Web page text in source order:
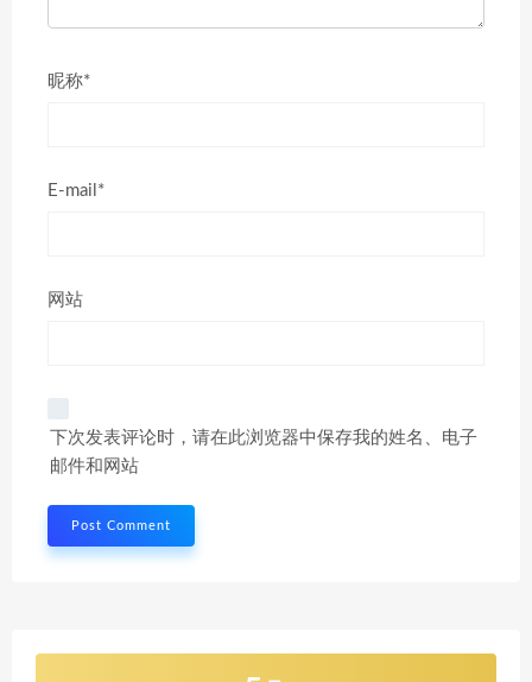
昵称*
E-mail*
网站
下次发表评论时，请在此浏览器中保存我的姓名、电子
邮件和网站